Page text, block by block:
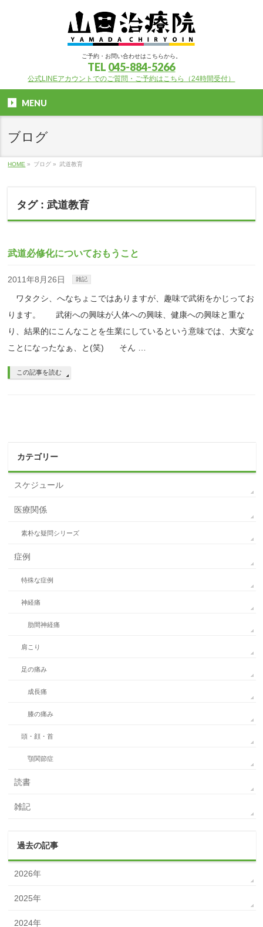
ご予約・お問い合わせはこちらから。
TEL 045-884-5266
公式LINEアカウントでのご質問・ご予約はこちら（24時間受付）
MENU
ブログ
HOME » ブログ » 武道教育
タグ : 武道教育
武道必修化についておもうこと
2011年8月26日 雑記
ワタクシ、へなちょこではありますが、趣味で武術をかじってお
ります。 武術への興味が人体への興味、健康への興味と重な
り、結果的にこんなことを生業にしているという意味では、大変な
ことになったなぁ、と(笑) そん …
この記事を読む
カテゴリー
スケジュール
医療関係
素朴な疑問シリーズ
症例
特殊な症例
神経痛
肋間神経痛
肩こり
足の痛み
成長痛
膝の痛み
頭・顔・首
顎関節症
読書
雑記
過去の記事
2026年
2025年
2024年